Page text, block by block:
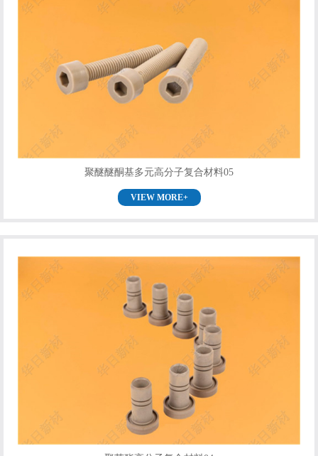
聚醚醚酮基多元高分子复合材料05
VIEW MORE+